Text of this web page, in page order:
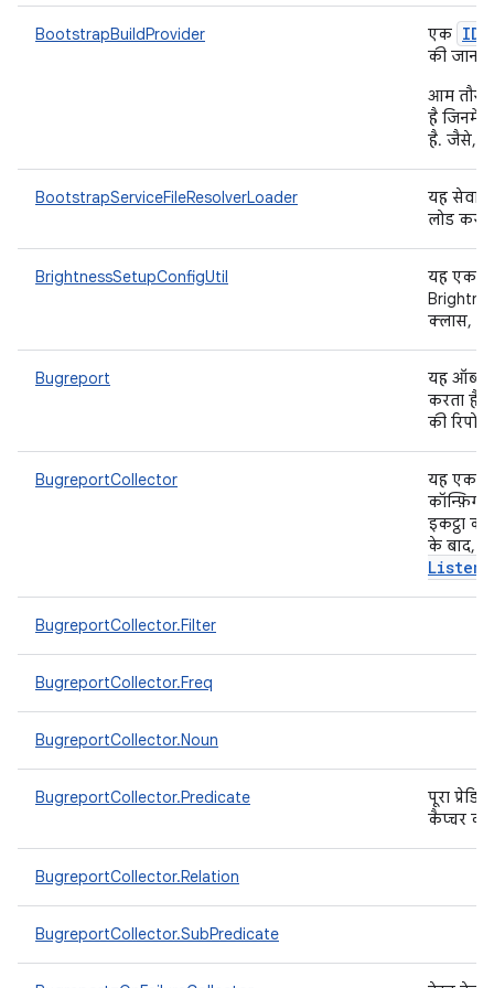
BootstrapBuildProvider एक
की
आम तौर
है जिनमें
है. जैसे,
BootstrapServiceFileResolverLoader
यह सेवा
लोड
BrightnessSetupConfigUtil
यह एक
क्लास,
Bugreport
यह
करता है.
की
BugreportCollector
यह एक
कॉन्फ़िगर
इकट्ठा
के बाद,
BugreportCollector.Filter
BugreportCollector.Freq
BugreportCollector.Noun
BugreportCollector.Predicate
पूरा
कैप्चर
BugreportCollector.Relation
BugreportCollector.SubPredicate